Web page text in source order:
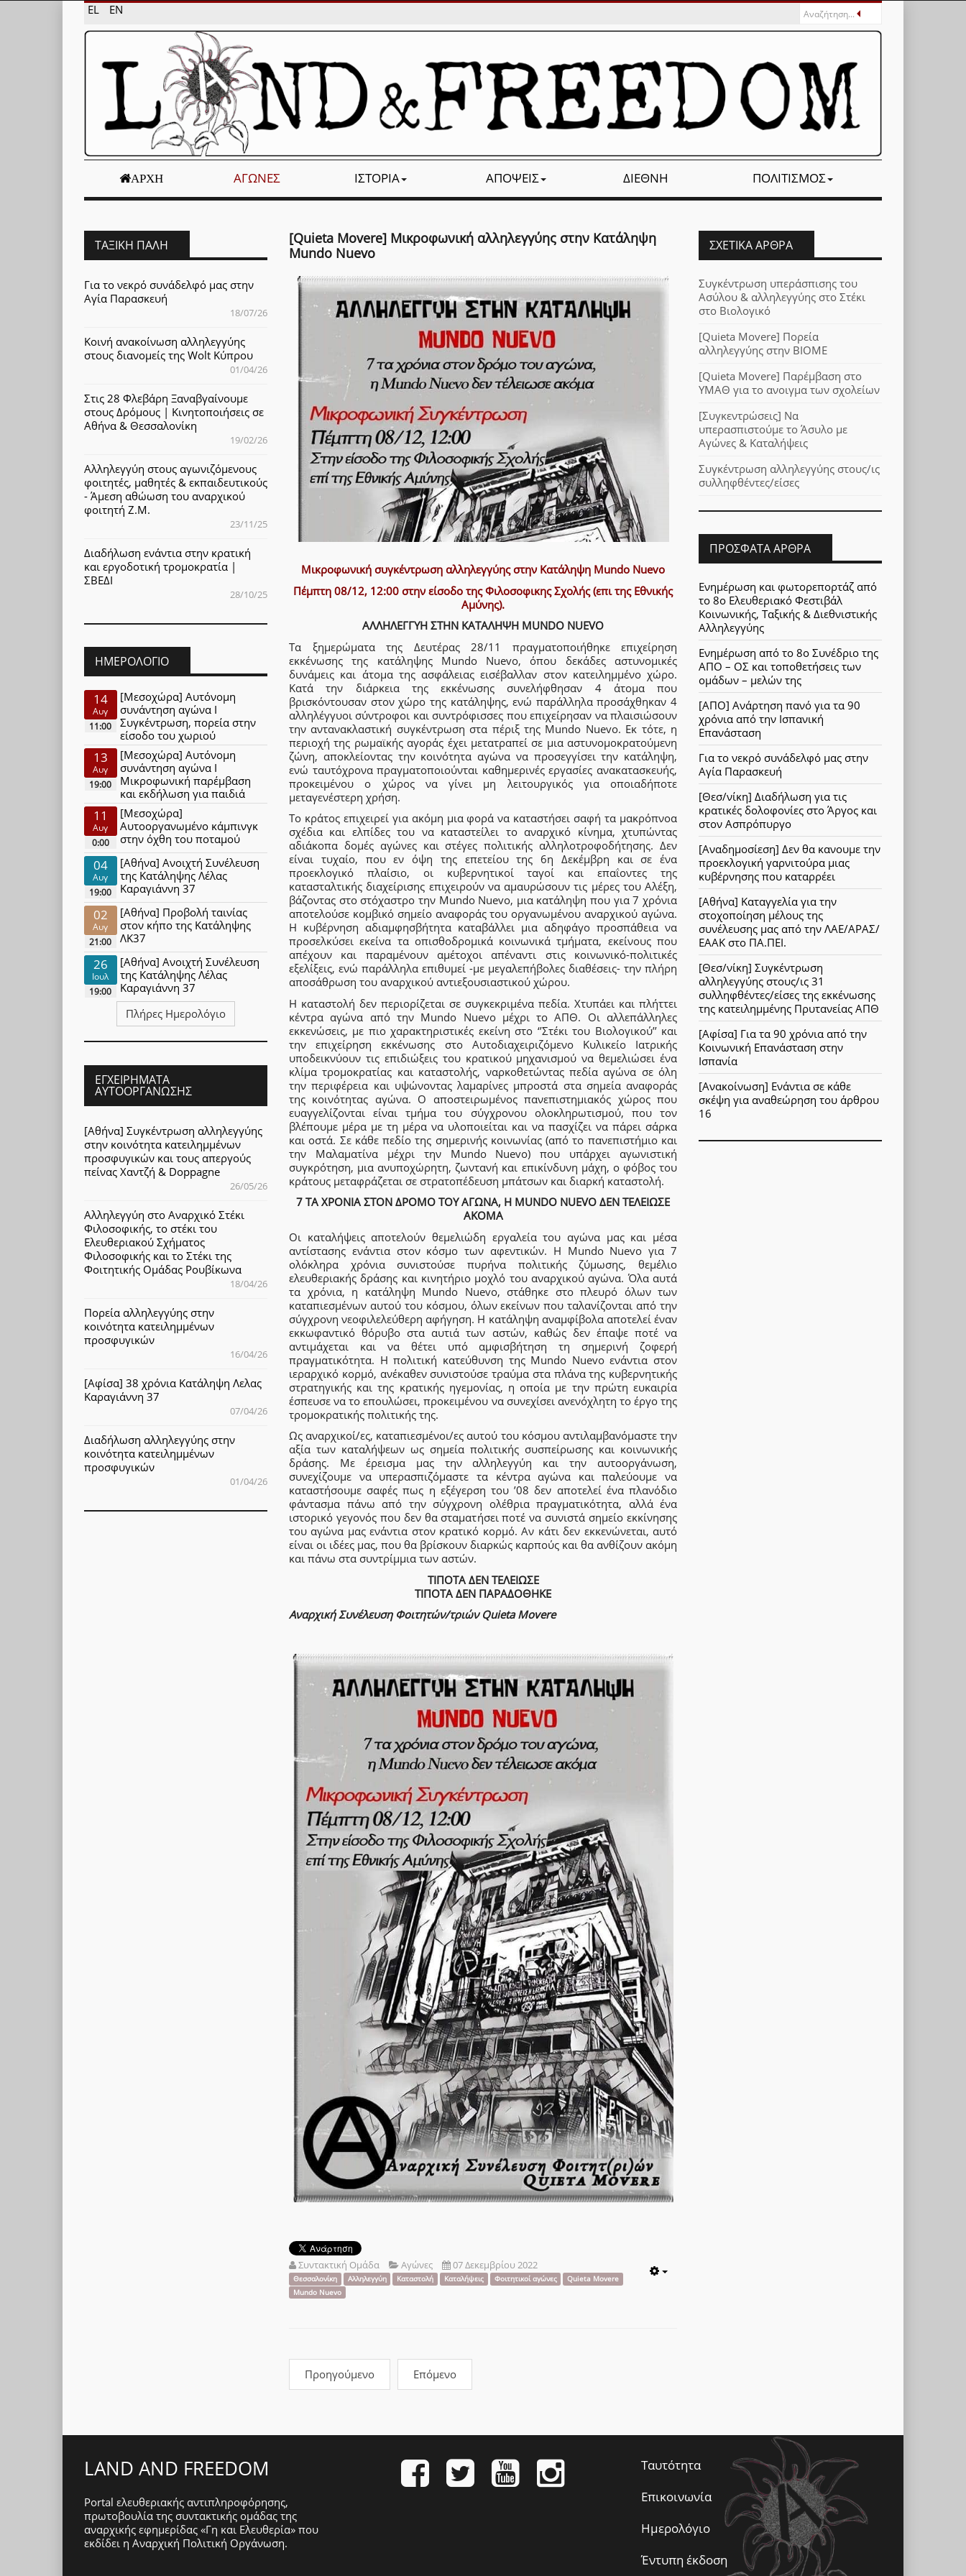
EL EN
ΑΡΧΉ ΑΓΏΝΕΣ ΙΣΤΟΡΊΑ ΑΠΌΨΕΙΣ ΔΙΕΘΝΉ ΠΟΛΙΤΙΣΜΌΣ
[Quieta Movere] Μικροφωνική αλληλεγγύης στην Κατάληψη
Mundo Nuevo
Μικροφωνική συγκέντρωση αλληλεγγύης στην Κατάληψη Mundo Nuevo
Πέμπτη 08/12, 12:00 στην είσοδο της Φιλοσοφικης Σχολής (επι της Εθνικής
Αμύνης).
ΑΛΛΗΛΕΓΓΥΗ ΣΤΗΝ ΚΑΤΑΛΗΨΗ MUNDO NUEVO
Τα ξημερώματα της Δευτέρας 28/11 πραγματοποιήθηκε επιχείρηση
εκκένωσης της κατάληψης Mundo Nuevo, όπου δεκάδες αστυνομικές
δυνάμεις και άτομα της ασφάλειας εισέβαλλαν στον κατειλημμένο χώρο.
Κατά την διάρκεια της εκκένωσης συνελήφθησαν 4 άτομα που
βρισκόντουσαν στον χώρο της κατάληψης, ενώ παράλληλα προσάχθηκαν 4
αλληλέγγυοι σύντροφοι και συντρόφισσες που επιχείρησαν να πλαισιώσουν
την αντανακλαστική συγκέντρωση στα πέριξ της Mundo Nuevo. Εκ τότε, η
περιοχή της ρωμαϊκής αγοράς έχει μετατραπεί σε μια αστυνομοκρατούμενη
ζώνη, αποκλείοντας την κοινότητα αγώνα να προσεγγίσει την κατάληψη,
ενώ ταυτόχρονα πραγματοποιούνται καθημερινές εργασίες ανακατασκευής,
προκειμένου ο χώρος να γίνει μη λειτουργικός για οποιαδήποτε
μεταγενέστερη χρήση.
Το κράτος επιχειρεί για ακόμη μια φορά να καταστήσει σαφή τα μακρόπνοα
σχέδια και ελπίδες του να καταστείλει το αναρχικό κίνημα, χτυπώντας
αδιάκοπα δομές αγώνες και στέγες πολιτικής αλληλοτροφοδήτησης. Δεν
είναι τυχαίο, που εν όψη της επετείου της 6η Δεκέμβρη και σε ένα
προεκλογικό πλαίσιο, οι κυβερνητικοί ταγοί και επαΐοντες της
κατασταλτικής διαχείρισης επιχειρούν να αμαυρώσουν τις μέρες του Αλέξη,
βάζοντας στο στόχαστρο την Mundo Nuevo, μια κατάληψη που για 7 χρόνια
αποτελούσε κομβικό σημείο αναφοράς του οργανωμένου αναρχικού αγώνα.
Η κυβέρνηση αδιαμφησβήτητα καταβάλλει μια αδηφάγο προσπάθεια να
προσελκύσει εκείνα τα οπισθοδρομικά κοινωνικά τμήματα, εκείνους που
απέχουν και παραμένουν αμέτοχοι απέναντι στις κοινωνικό-πολιτικές
εξελίξεις, ενώ παράλληλα επιθυμεί -με μεγαλεπήβολες διαθέσεις- την πλήρη
αποσάθρωση του αναρχικού αντιεξουσιαστικού χώρου.
Η καταστολή δεν περιορίζεται σε συγκεκριμένα πεδία. Χτυπάει και πλήττει
κέντρα αγώνα από την Mundo Nuevo μέχρι το ΑΠΘ. Οι αλλεπάλληλες
εκκενώσεις, με πιο χαρακτηριστικές εκείνη στο ‘’Στέκι του Βιολογικού’’ και
την επιχείρηση εκκένωσης στο Αυτοδιαχειριζόμενο Κυλικείο Ιατρικής
υποδεικνύουν τις επιδιώξεις του κρατικού μηχανισμού να θεμελιώσει ένα
κλίμα τρομοκρατίας και καταστολής, ναρκοθετώντας πεδία αγώνα σε όλη
την περιφέρεια και υψώνοντας λαμαρίνες μπροστά στα σημεία αναφοράς
της κοινότητας αγώνα. Ο αποστειρωμένος πανεπιστημιακός χώρος που
ευαγγελίζονται είναι τμήμα του σύγχρονου ολοκληρωτισμού, που τον
βλέπουμε μέρα με τη μέρα να υλοποιείται και να πασχίζει να πάρει σάρκα
και οστά. Σε κάθε πεδίο της σημερινής κοινωνίας (από το πανεπιστήμιο και
την Μαλαματίνα μέχρι την Mundo Nuevo) που υπάρχει αγωνιστική
συγκρότηση, μια ανυποχώρητη, ζωντανή και επικίνδυνη μάχη, ο φόβος του
κράτους μεταφράζεται σε στρατοπέδευση μπάτσων και διαρκή καταστολή.
7 ΤΑ ΧΡΟΝΙΑ ΣΤΟΝ ΔΡΟΜΟ ΤΟΥ ΑΓΩΝΑ, Η MUNDO NUEVO ΔΕΝ ΤΕΛΕΙΩΣΕ
ΑΚΟΜΑ
Οι καταλήψεις αποτελούν θεμελιώδη εργαλεία του αγώνα μας και μέσα
αντίστασης ενάντια στον κόσμο των αφεντικών. Η Mundo Nuevo για 7
ολόκληρα χρόνια συνιστούσε πυρήνα πολιτικής ζύμωσης, θεμέλιο
ελευθεριακής δράσης και κινητήριο μοχλό του αναρχικού αγώνα. Όλα αυτά
τα χρόνια, η κατάληψη Mundo Nuevo, στάθηκε στο πλευρό όλων των
καταπιεσμένων αυτού του κόσμου, όλων εκείνων που ταλανίζονται από την
σύγχρονη νεοφιλελεύθερη αφήγηση. Η κατάληψη αναμφίβολα αποτελεί έναν
εκκωφαντικό θόρυβο στα αυτιά των αστών, καθώς δεν έπαψε ποτέ να
αντιμάχεται και να θέτει υπό αμφισβήτηση τη σημερινή ζοφερή
πραγματικότητα. Η πολιτική κατεύθυνση της Mundo Nuevo ενάντια στον
ιεραρχικό κορμό, ανέκαθεν συνιστούσε τραύμα στα πλάνα της κυβερνητικής
στρατηγικής και της κρατικής ηγεμονίας, η οποία με την πρώτη ευκαιρία
έσπευσε να το επουλώσει, προκειμένου να συνεχίσει ανενόχλητη το έργο της
τρομοκρατικής πολιτικής της.
Ως αναρχικοί/ες, καταπιεσμένοι/ες αυτού του κόσμου αντιλαμβανόμαστε την
αξία των καταλήψεων ως σημεία πολιτικής συσπείρωσης και κοινωνικής
δράσης. Με έρεισμα μας την αλληλεγγύη και την αυτοοργάνωση,
συνεχίζουμε να υπερασπιζόμαστε τα κέντρα αγώνα και παλεύουμε να
καταστήσουμε σαφές πως η εξέγερση του ’08 δεν αποτελεί ένα πλανόδιο
φάντασμα πάνω από την σύγχρονη ολέθρια πραγματικότητα, αλλά ένα
ιστορικό γεγονός που δεν θα σταματήσει ποτέ να συνιστά σημείο εκκίνησης
του αγώνα μας ενάντια στον κρατικό κορμό. Αν κάτι δεν εκκενώνεται, αυτό
είναι οι ιδέες μας, που θα βρίσκουν διαρκώς καρπούς και θα ανθίζουν ακόμη
και πάνω στα συντρίμμια των αστών.
ΤΙΠΟΤΑ ΔΕΝ ΤΕΛΕΙΩΣΕ
ΤΙΠΟΤΑ ΔΕΝ ΠΑΡΑΔΟΘΗΚΕ
Αναρχική Συνέλευση Φοιτητών/τριών Quieta Movere
Συντακτική Ομάδα Αγώνες 07 Δεκεμβρίου 2022
Θεσσαλονίκη Αλληλεγγύη Καταστολή Καταλήψεις Φοιτητικοί αγώνες
Quieta Movere
Mundo Nuevo
Προηγούμενο Επόμενο
ΤΑΞΙΚΉ ΠΆΛΗ
Για το νεκρό συνάδελφό μας στην
Αγία Παρασκευή
18/07/26
Κοινή ανακοίνωση αλληλεγγύης
στους διανομείς της Wolt Κύπρου
01/04/26
Στις 28 Φλεβάρη Ξαναβγαίνουμε
στους Δρόμους | Κινητοποιήσεις σε
Αθήνα & Θεσσαλονίκη
19/02/26
Αλληλεγγύη στους αγωνιζόμενους
φοιτητές, μαθητές & εκπαιδευτικούς
- Άμεση αθώωση του αναρχικού
φοιτητή Ζ.Μ.
23/11/25
Διαδήλωση ενάντια στην κρατική
και εργοδοτική τρομοκρατία |
ΣΒΕΔΙ
28/10/25
ΗΜΕΡΟΛΌΓΙΟ
14
Αυγ
11:00
[Μεσοχώρα] Αυτόνομη
συνάντηση αγώνα Ι
Συγκέντρωση, πορεία στην
είσοδο του χωριού
13
Αυγ
19:00
[Μεσοχώρα] Αυτόνομη
συνάντηση αγώνα Ι
Μικροφωνική παρέμβαση
και εκδήλωση για παιδιά
11
Αυγ
0:00
[Μεσοχώρα]
Αυτοοργανωμένο κάμπινγκ
στην όχθη του ποταμού
04
Αυγ
19:00
[Αθήνα] Ανοιχτή Συνέλευση
της Κατάληψης Λέλας
Καραγιάννη 37
02
Αυγ
21:00
[Αθήνα] Προβολή ταινίας
στον κήπο της Κατάληψης
ΛΚ37
26
Ιουλ
19:00
[Αθήνα] Ανοιχτή Συνέλευση
της Κατάληψης Λέλας
Καραγιάννη 37
Πλήρες Ημερολόγιο
ΕΓΧΕΙΡΉΜΑΤΑ
ΑΥΤΟΟΡΓΆΝΩΣΗΣ
[Αθήνα] Συγκέντρωση αλληλεγγύης
στην κοινότητα κατειλημμένων
προσφυγικών και τους απεργούς
πείνας Χαντζή & Doppagne
26/05/26
Αλληλεγγύη στο Αναρχικό Στέκι
Φιλοσοφικής, το στέκι του
Ελευθεριακού Σχήματος
Φιλοσοφικής και το Στέκι της
Φοιτητικής Ομάδας Ρουβίκωνα
18/04/26
Πορεία αλληλεγγύης στην
κοινότητα κατειλημμένων
προσφυγικών
16/04/26
[Αφίσα] 38 χρόνια Κατάληψη Λελας
Καραγιάννη 37
07/04/26
Διαδήλωση αλληλεγγύης στην
κοινότητα κατειλημμένων
προσφυγικών
01/04/26
ΣΧΕΤΙΚΆ ΆΡΘΡΑ
Συγκέντρωση υπεράσπισης του
Ασύλου & αλληλεγγύης στο Στέκι
στο Βιολογικό
[Quieta Movere] Πορεία
αλληλεγγύης στην ΒΙΟΜΕ
[Quieta Movere] Παρέμβαση στο
ΥΜΑΘ για το ανοιγμα των σχολείων
[Συγκεντρώσεις] Να
υπερασπιστούμε το Άσυλο με
Αγώνες & Καταλήψεις
Συγκέντρωση αλληλεγγύης στους/ις
συλληφθέντες/είσες
ΠΡΌΣΦΑΤΑ ΆΡΘΡΑ
Ενημέρωση και φωτορεπορτάζ από
το 8ο Ελευθεριακό Φεστιβάλ
Κοινωνικής, Ταξικής & Διεθνιστικής
Αλληλεγγύης
Ενημέρωση από το 8ο Συνέδριο της
ΑΠΟ – ΟΣ και τοποθετήσεις των
ομάδων – μελών της
[ΑΠΟ] Ανάρτηση πανό για τα 90
χρόνια από την Ισπανική
Επανάσταση
Για το νεκρό συνάδελφό μας στην
Αγία Παρασκευή
[Θεσ/νίκη] Διαδήλωση για τις
κρατικές δολοφονίες στο Άργος και
στον Ασπρόπυργο
[Αναδημοσίεση] Δεν θα κανουμε την
προεκλογική γαρνιτούρα μιας
κυβέρνησης που καταρρέει
[Αθήνα] Καταγγελία για την
στοχοποίηση μέλους της
συνέλευσης μας από την ΛΑΕ/ΑΡΑΣ/
ΕΑΑΚ στο ΠΑ.ΠΕΙ.
[Θεσ/νίκη] Συγκέντρωση
αλληλεγγύης στους/ις 31
συλληφθέντες/είσες της εκκένωσης
της κατειλημμένης Πρυτανείας ΑΠΘ
[Αφίσα] Για τα 90 χρόνια από την
Κοινωνική Επανάσταση στην
Ισπανία
[Ανακοίνωση] Ενάντια σε κάθε
σκέψη για αναθεώρηση του άρθρου
16
LAND AND FREEDOM
Portal ελευθεριακής αντιπληροφόρησης,
πρωτοβουλία της συντακτικής ομάδας της
αναρχικής εφημερίδας «Γη και Ελευθερία» που
εκδίδει η Αναρχική Πολιτική Οργάνωση.
Ταυτότητα
Επικοινωνία
Ημερολόγιο
Έντυπη έκδοση